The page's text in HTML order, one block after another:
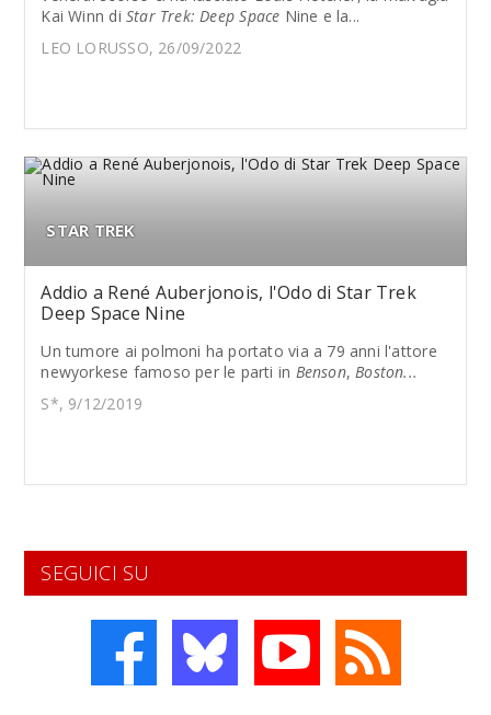
Kai Winn di Star Trek: Deep Space Nine e la...
LEO LORUSSO, 26/09/2022
STAR TREK
Addio a René Auberjonois, l'Odo di Star Trek
Deep Space Nine
Un tumore ai polmoni ha portato via a 79 anni l'attore
newyorkese famoso per le parti in Benson,Boston...
S*, 9/12/2019
SEGUICI SU